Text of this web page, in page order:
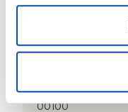
00100